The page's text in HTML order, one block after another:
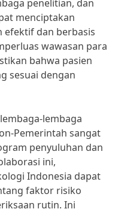
penelitian, dan
menciptakan
efektif dan berbasis
wawasan para
bahwa pasien
sesuai dengan
lembaga
Pemerintah sangat
penyuluhan dan
ini,
Indonesia dapat
faktor risiko
rutin. Ini